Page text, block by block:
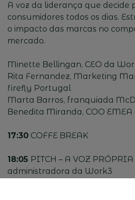
A voz da liderança que decide
consumidores todos os dias.
o impacto das marcas no
mercado.
Minette Bellingan, CEO da
Rita Fernandez, Marketing
firefly Portugal
Marta Barros, franquiada
Benedita Miranda, COO
17:30 COFFE BREAK
18:05 PITCH – A VOZ
administradora da Work3